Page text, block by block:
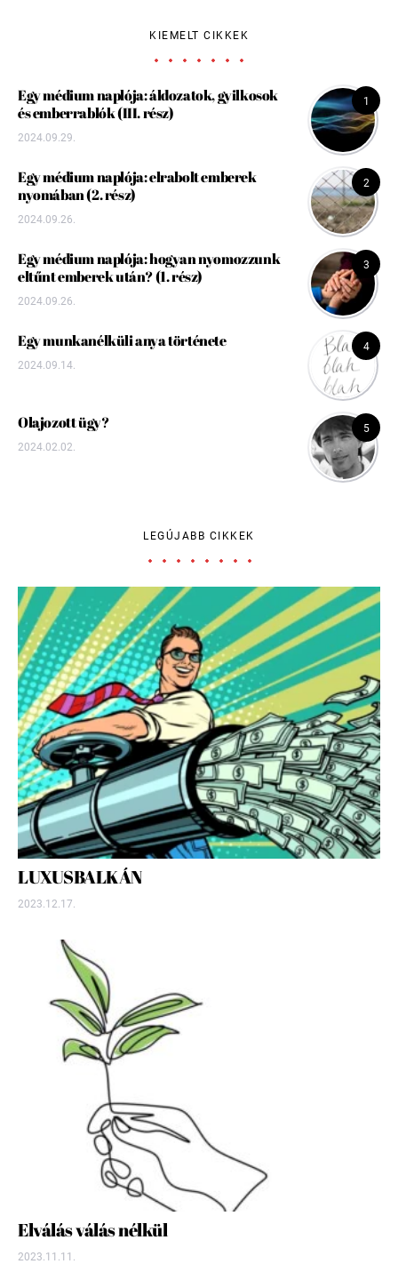
KIEMELT CIKKEK
1
Egy médium naplója: áldozatok, gyilkosok
és emberrablók (III. rész)
2024.09.29.
2
Egy médium naplója: elrabolt emberek
nyomában (2. rész)
2024.09.26.
3
Egy médium naplója: hogyan nyomozzunk
eltűnt emberek után? (1. rész)
2024.09.26.
4
Egy munkanélküli anya története
2024.09.14.
5
Olajozott ügy?
2024.02.02.
LEGÚJABB CIKKEK
LUXUSBALKÁN
2023.12.17.
Elválás válás nélkül
2023.11.11.